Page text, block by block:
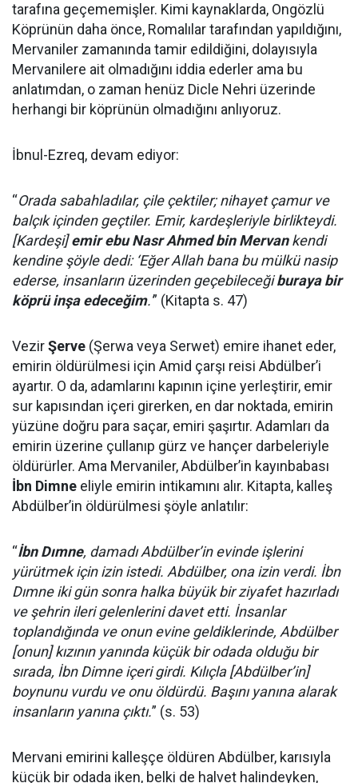
tarafına geçememişler. Kimi kaynaklarda, Ongözlü
Köprünün daha önce, Romalılar tarafından yapıldığını,
Mervaniler zamanında tamir edildiğini, dolayısıyla
Mervanilere ait olmadığını iddia ederler ama bu
anlatımdan, o zaman henüz Dicle Nehri üzerinde
herhangi bir köprünün olmadığını anlıyoruz.
İbnul-Ezreq, devam ediyor:
“Orada sabahladılar, çile çektiler; nihayet çamur ve
balçık içinden geçtiler. Emir, kardeşleriyle birlikteydi.
[Kardeşi]emir ebu Nasr Ahmed bin Mervankendi
kendine şöyle dedi: ‘Eğer Allah bana bu mülkü nasip
ederse, insanların üzerinden geçebileceğiburaya bir
köprü inşa edeceğim.'” (Kitapta s. 47)
VezirŞerve (Şerwa veya Serwet) emire ihanet eder,
emirin öldürülmesi için Amid çarşı reisi Abdülber’i
ayartır. O da, adamlarını kapının içine yerleştirir, emir
sur kapısından içeri girerken, en dar noktada, emirin
yüzüne doğru para saçar, emiri şaşırtır. Adamları da
emirin üzerine çullanıp gürz ve hançer darbeleriyle
öldürürler. Ama Mervaniler, Abdülber’in kayınbabası
İbn Dimne eliyle emirin intikamını alır. Kitapta, kalleş
Abdülber’in öldürülmesi şöyle anlatılır:
“İbn Dımne, damadı Abdülber’in evinde işlerini
yürütmek için izin istedi. Abdülber, ona izin verdi. İbn
Dımne iki gün sonra halka büyük bir ziyafet hazırladı
ve şehrin ileri gelenlerini davet etti. İnsanlar
toplandığında ve onun evine geldiklerinde, Abdülber
[onun] kızının yanında küçük bir odada olduğu bir
sırada, İbn Dimne içeri girdi. Kılıçla [Abdülber’in]
boynunu vurdu ve onu öldürdü. Başını yanına alarak
insanların yanına çıktı.” (s. 53)
Mervani emirini kalleşçe öldüren Abdülber, karısıyla
küçük bir odada iken, belki de halvet halindeyken,